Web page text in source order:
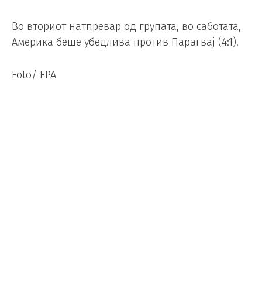
Во вториот натпревар од групата, во саботата,
Америка беше убедлива против Парагвај (4:1).
Foto/ EPA